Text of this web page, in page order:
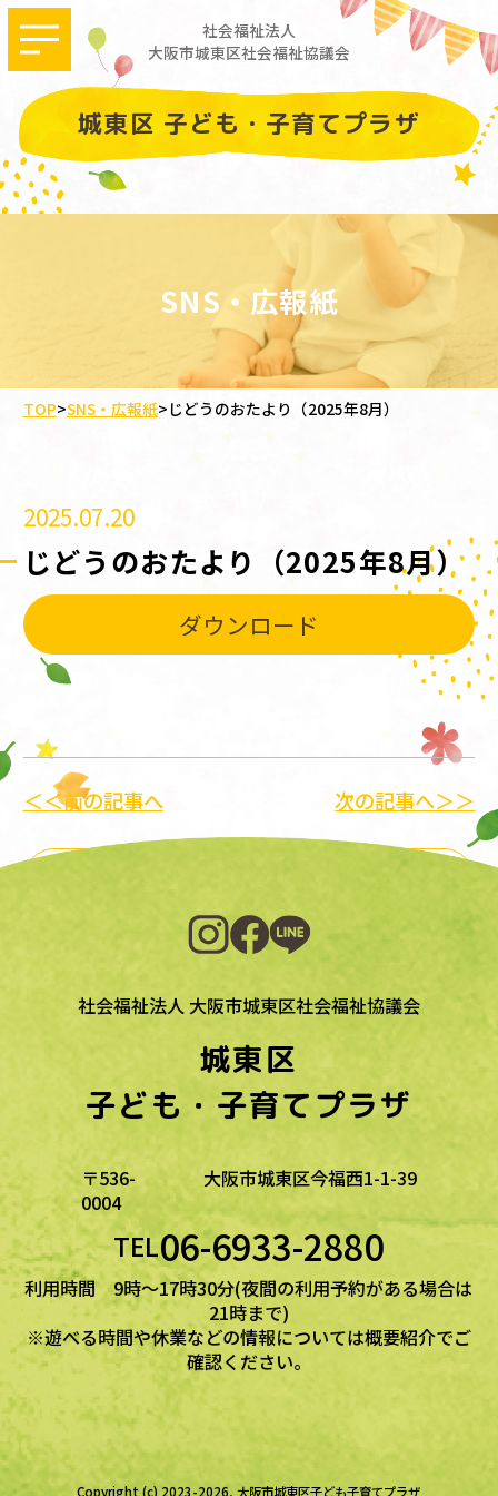
社会福祉法人
大阪市城東区社会福祉協議会
城東区 子ども・子育てプラザ
SNS・広報紙
TOP>SNS・広報紙> じどうのおたより（2025年8月）
2025.07.20
じどうのおたより（2025年8月）
ダウンロード
＜＜前の記事へ
一覧に戻る
次の記事へ＞＞
社会福祉法人 大阪市城東区社会福祉協議会
城東区
子ども・子育てプラザ
〒536-
0004
大阪市城東区今福西1-1-39
TEL06-6933-2880
利用時間 9時～17時30分(夜間の利用予約がある場合は
21時まで)
※遊べる時間や休業などの情報については概要紹介でご
確認ください。
Copyright (c) 2023-2026, 大阪市城東区子ども子育てプラザ